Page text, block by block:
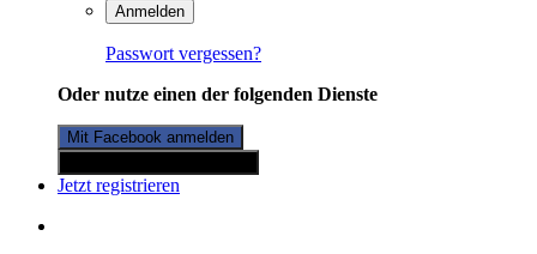
Anmelden
Passwort vergessen?
Oder nutze einen der folgenden Dienste
Mit Facebook anmelden
Jetzt registrieren